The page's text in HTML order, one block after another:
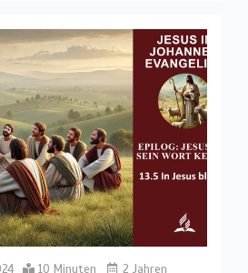
10 Minuten 2 Jahren